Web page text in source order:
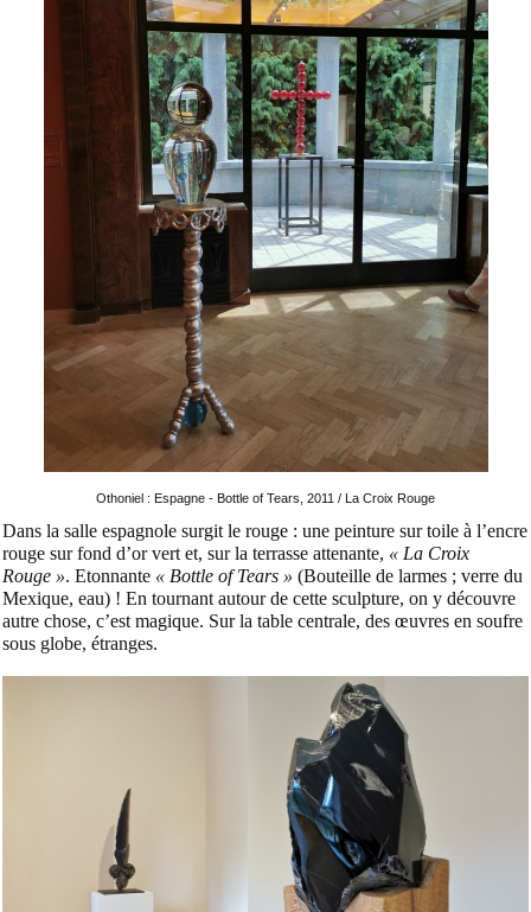
Othoniel : Espagne - Bottle of Tears, 2011 / La Croix Rouge
Dans la salle espagnole surgit le rouge : une peinture sur toile à l’encre
rouge sur fond d’or vert et, sur la terrasse attenante, « La Croix
Rouge ». Etonnante « Bottle of Tears » (Bouteille de larmes ; verre du
Mexique, eau) ! En tournant autour de cette sculpture, on y découvre
autre chose, c’est magique. Sur la table centrale, des œuvres en soufre
sous globe, étranges.